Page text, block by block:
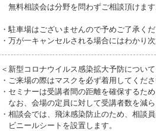
無料相談会は分野を問わずご相談頂けます
・駐車場はございませんので予めご了承くだ
・万が一キャンセルされる場合にはわかり
＜新型コロナウイルス感染拡大予防について
・ご来場の際はマスクを必ず着用してくださ
・セミナーは受講者間の距離を確保するた
なお、会場の定員に対して受講者数を減ら
・相談会では、飛沫感染防止のため、相談
ビニールシートを設置します。